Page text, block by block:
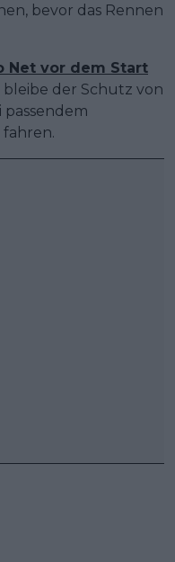
bevor das Rennen
Net vor dem Start
bleibe der Schutz von
passendem